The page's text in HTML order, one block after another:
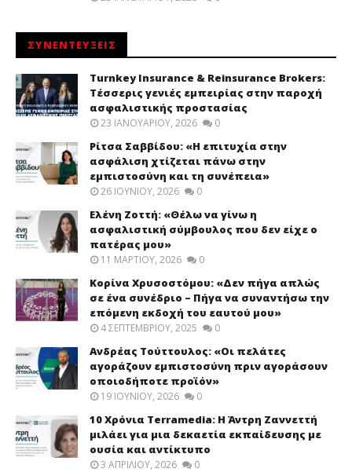
ΣΥΝΕΝΤΕΥΞΕΙΣ
Turnkey Insurance & Reinsurance Brokers:
Τέσσερις γενιές εμπειρίας στην παροχή
ασφαλιστικής προστασίας
23 ΙΑΝΟΥΑΡΊΟΥ, 2026 0
Ρίτσα Σαββίδου: «Η επιτυχία στην
ασφάλιση χτίζεται πάνω στην
εμπιστοσύνη και τη συνέπεια»
26 ΙΟΥΝΊΟΥ, 2026 0
Ελένη Ζοττή: «Θέλω να γίνω η
ασφαλιστική σύμβουλος που δεν είχε ο
πατέρας μου»
11 ΜΑΡΤΊΟΥ, 2026 0
Κορίνα Χρυσοστόμου: «Δεν πήγα απλώς
σε ένα συνέδριο – Πήγα να συναντήσω την
επόμενη εκδοχή του εαυτού μου»
4 ΣΕΠΤΕΜΒΡΊΟΥ, 2025 0
Ανδρέας Τούττουλος: «Οι πελάτες
αγοράζουν εμπιστοσύνη πριν αγοράσουν
οποιοδήποτε προϊόν»
19 ΙΟΥΝΊΟΥ, 2026 0
10 Χρόνια Terramedia: Η Άντρη Ζαννεττή
μιλάει για μια δεκαετία εκπαίδευσης με
ουσία και αντίκτυπο
3 ΑΠΡΙΛΊΟΥ, 2026 0